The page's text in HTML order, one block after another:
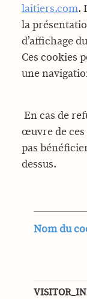
laitiers.com.
la
d’affichage
Ces cookies
une
En cas de
œuvre de
pas
dessus.
Nom du